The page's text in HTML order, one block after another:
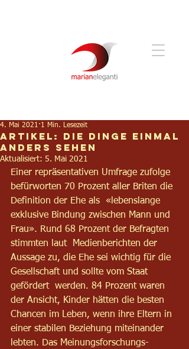
Artikel: Die Dinge einmal
anders sehen
4. Mai 2021 1 Min. Lesezeit
Aktualisiert: 5. Mai 2021
Einer repräsentativen Umfrage zufolge
befürworten 70 Prozent aller Briten die
Definition der Ehe als  «lebenslange
exklusive Bindung zwischen Mann und
Frau». Rund 68 Prozent der Befragten
stimmten laut  Medienberichten der
Aussage zu, die Ehe sei wichtig für die
Gesellschaft und sollte vom Staat
gefördert  werden. 84 Prozent waren
der Ansicht, Kinder hätten die besten
Chancen im Leben, wenn ihre Eltern in
einer stabilen Beziehung miteinander
lebten. Das Meinungsforschungs-